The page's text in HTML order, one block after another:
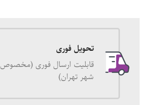
تحویل فوری
قابلیت ارسال فوری (مخصوص
شهر تهران)